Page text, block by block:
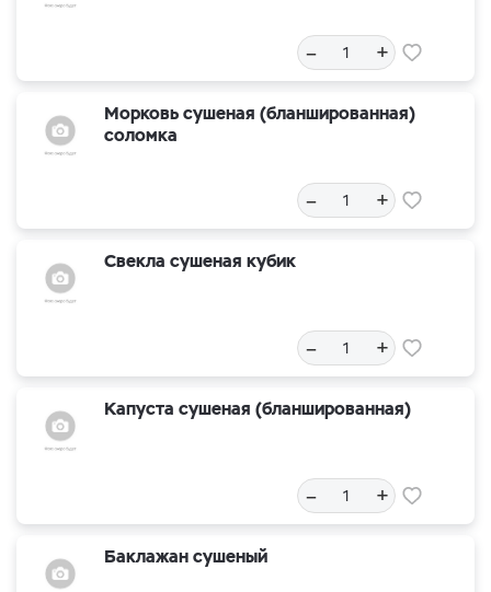
– +
Морковь сушеная (бланшированная)
соломка
– +
Свекла сушеная кубик
– +
Капуста сушеная (бланшированная)
– +
Баклажан сушеный